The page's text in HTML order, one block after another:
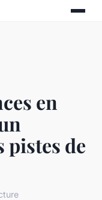
en
pistes de